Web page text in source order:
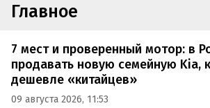
Главное
7 мест и проверенный мотор: в
продавать новую семейную Kia,
дешевле «китайцев»
09 августа 2026, 11:53